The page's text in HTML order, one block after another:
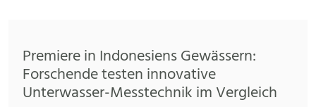
Premiere in Indonesiens Gewässern:
Forschende testen innovative
Unterwasser-Messtechnik im Vergleich